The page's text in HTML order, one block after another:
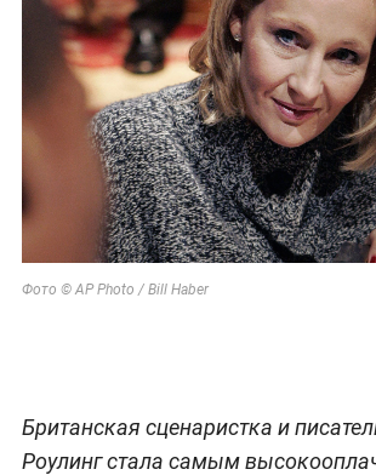
Фото © AP Photo / Bill Haber
Британская сценаристка и
Роулинг стала самым